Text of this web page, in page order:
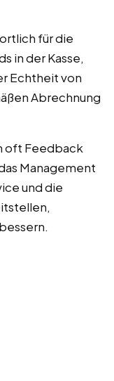
für die
in der Kasse,
Echtheit von
Abrechnung
oft Feedback
Management
und die